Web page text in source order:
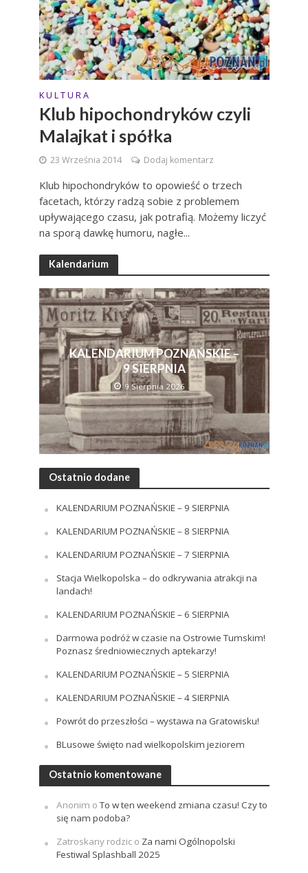
K U L T U R A
Klub hipochondryków czyli
Malajkat i spółka
23 Września 2014 Dodaj komentarz
Klub hipochondryków to opowieść o trzech
facetach, którzy radzą sobie z problemem
upływającego czasu, jak potrafią. Możemy liczyć
na sporą dawkę humoru, nagłe...
Kalendarium
KALENDARIUM POZNAŃSKIE –
9 SIERPNIA
9 Sierpnia 2026
Ostatnio dodane
KALENDARIUM POZNAŃSKIE – 9 SIERPNIA
KALENDARIUM POZNAŃSKIE – 8 SIERPNIA
KALENDARIUM POZNAŃSKIE – 7 SIERPNIA
Stacja Wielkopolska – do odkrywania atrakcji na
landach!
KALENDARIUM POZNAŃSKIE – 6 SIERPNIA
Darmowa podróż w czasie na Ostrowie Tumskim!
Poznasz średniowiecznych aptekarzy!
KALENDARIUM POZNAŃSKIE – 5 SIERPNIA
KALENDARIUM POZNAŃSKIE – 4 SIERPNIA
Powrót do przeszłości – wystawa na Gratowisku!
BLusowe święto nad wielkopolskim jeziorem
Ostatnio komentowane
Anonim oTo w ten weekend zmiana czasu! Czy to
się nam podoba?
Zatroskany rodzico Za nami Ogólnopolski
Festiwal Splashball 2025